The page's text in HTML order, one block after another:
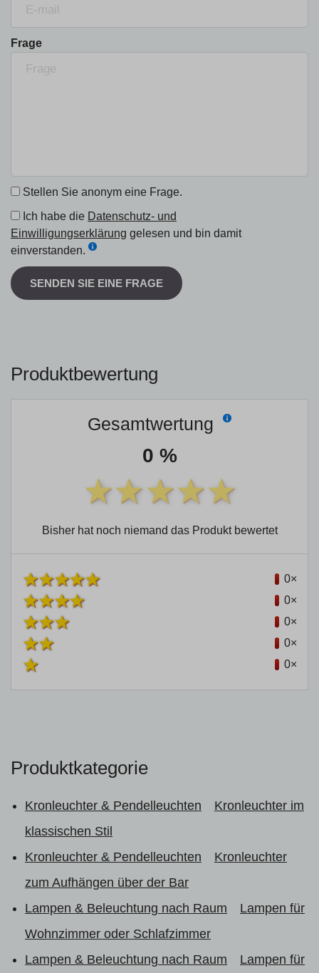
Frage
Stellen Sie anonym eine Frage.
Ich habe die Datenschutz- und
Einwilligungserklärung gelesen und bin damit
einverstanden.
SENDEN SIE EINE FRAGE
Produktbewertung
Gesamtwertung
0 %
Bisher hat noch niemand das Produkt bewertet
0×
0×
0×
0×
0×
Produktkategorie
Kronleuchter & Pendelleuchten
Kronleuchter im
klassischen Stil
Kronleuchter & Pendelleuchten
Kronleuchter
zum Aufhängen über der Bar
Lampen & Beleuchtung nach Raum
Lampen für
Wohnzimmer oder Schlafzimmer
Lampen & Beleuchtung nach Raum
Lampen für